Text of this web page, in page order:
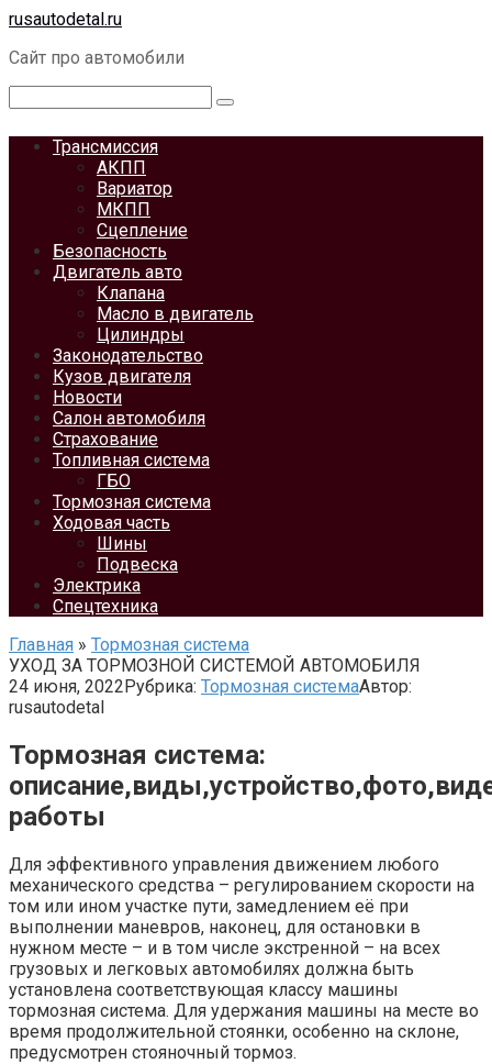
Перейти
контенту
rusautodetal.ru
Сайт про автомобили
Трансмиссия
АКПП
Вариатор
МКПП
Сцепление
Безопасность
Двигатель авто
Клапана
Масло в двигатель
Цилиндры
Законодательство
Кузов двигателя
Новости
Салон автомобиля
Страхование
Топливная система
ГБО
Тормозная система
Ходовая часть
Шины
Подвеска
Электрика
Спецтехника
Главная » Тормозная система
УХОД ЗА ТОРМОЗНОЙ СИСТЕМОЙ АВТОМОБИЛЯ
24 июня, 2022Рубрика: Тормозная системаАвтор:
rusautodetal
Тормозная система:
работы
Для эффективного управления движением любого
механического средства – регулированием скорости на
том или ином участке пути, замедлением её при
выполнении маневров, наконец, для остановки в
нужном месте – и в том числе экстренной – на всех
грузовых и легковых автомобилях должна быть
установлена соответствующая классу машины
тормозная система. Для удержания машины на месте во
время продолжительной стоянки, особенно на склоне,
предусмотрен стояночный тормоз.